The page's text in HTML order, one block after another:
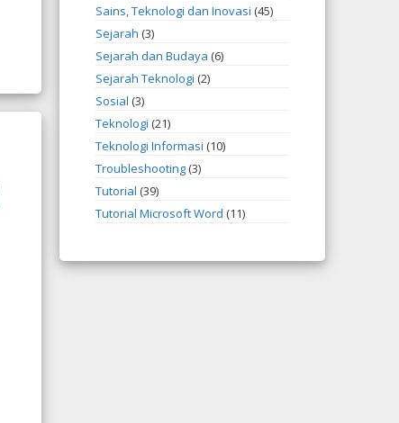
Sains, Teknologi dan Inovasi (45)
Sejarah (3)
Sejarah dan Budaya (6)
Sejarah Teknologi (2)
Sosial (3)
Teknologi (21)
Teknologi Informasi (10)
Troubleshooting (3)
Tutorial (39)
Tutorial Microsoft Word (11)